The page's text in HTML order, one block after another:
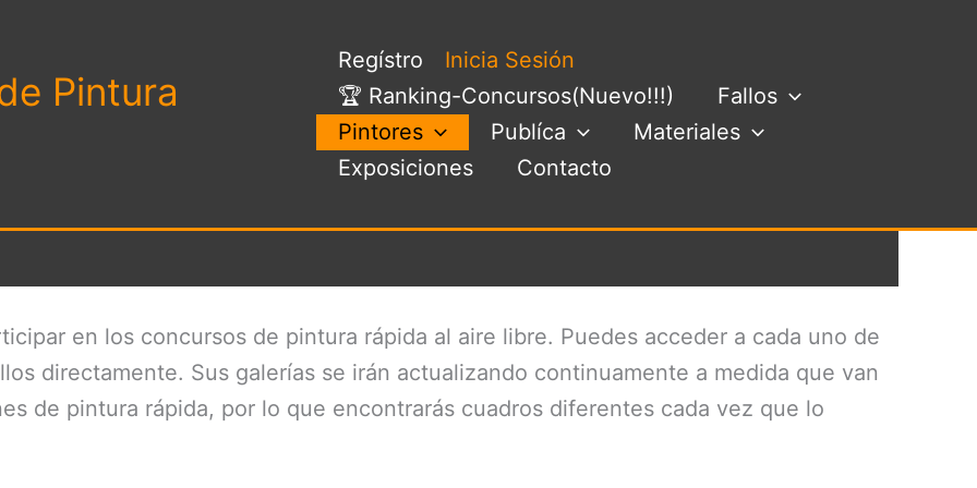
Pintura
Regístro
Inicia Sesión
🏆 Ranking-Concursos(Nuevo!!!)
Fallos
Pintores
Publíca
Materiales
Exposiciones
Contacto
en los concursos de pintura rápida al aire libre. Puedes acceder a cada uno de
directamente. Sus galerías se irán actualizando continuamente a medida que van
de pintura rápida, por lo que encontrarás cuadros diferentes cada vez que lo